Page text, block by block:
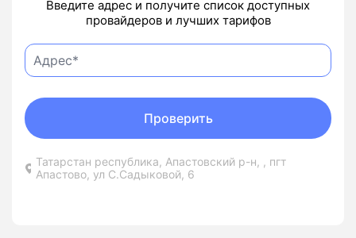
Введите адрес и получите список доступных
провайдеров и лучших тарифов
Татарстан республика, Апастовский р-н, , пгт
Апастово, ул С.Садыковой, 6
Проверить